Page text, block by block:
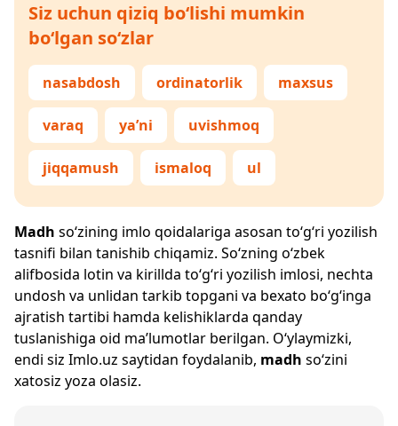
Siz uchun qiziq bo‘lishi mumkin
bo‘lgan so‘zlar
nasabdosh ordinatorlik maxsus
varaq ya’ni uvishmoq
jiqqamush ismaloq ul
Madh so‘zining imlo qoidalariga asosan to‘g‘ri yozilish
tasnifi bilan tanishib chiqamiz. So‘zning o‘zbek
alifbosida lotin va kirillda to‘g‘ri yozilish imlosi, nechta
undosh va unlidan tarkib topgani va bexato bo‘g‘inga
ajratish tartibi hamda kelishiklarda qanday
tuslanishiga oid ma’lumotlar berilgan. O‘ylaymizki,
endi siz Imlo.uz saytidan foydalanib, madh so‘zini
xatosiz yoza olasiz.